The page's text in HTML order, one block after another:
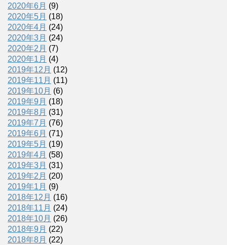
2020年6月 (9)
2020年5月 (18)
2020年4月 (24)
2020年3月 (24)
2020年2月 (7)
2020年1月 (4)
2019年12月 (12)
2019年11月 (11)
2019年10月 (6)
2019年9月 (18)
2019年8月 (31)
2019年7月 (76)
2019年6月 (71)
2019年5月 (19)
2019年4月 (58)
2019年3月 (31)
2019年2月 (20)
2019年1月 (9)
2018年12月 (16)
2018年11月 (24)
2018年10月 (26)
2018年9月 (22)
2018年8月 (22)